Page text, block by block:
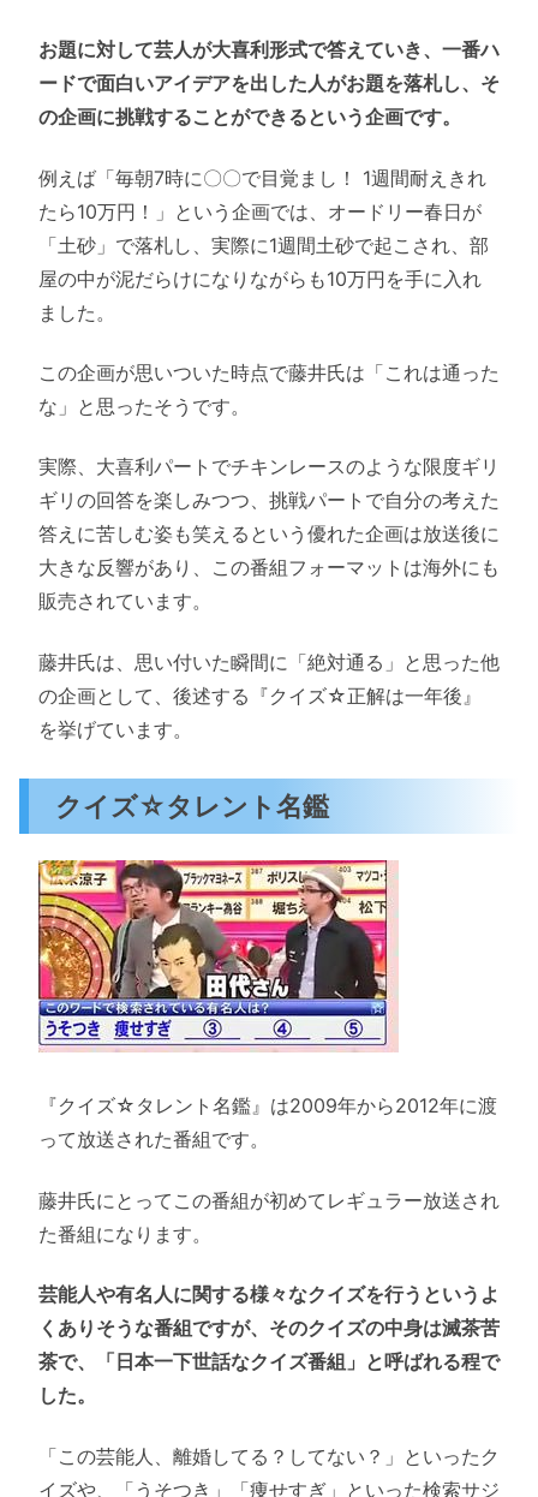
お題に対して芸人が大喜利形式で答えていき、一番ハ
ードで面白いアイデアを出した人がお題を落札し、そ
の企画に挑戦することができるという企画です。
例えば「毎朝7時に〇〇で目覚まし！ 1週間耐えきれ
たら10万円！」という企画では、オードリー春日が
「土砂」で落札し、実際に1週間土砂で起こされ、部
屋の中が泥だらけになりながらも10万円を手に入れ
ました。
この企画が思いついた時点で藤井氏は「これは通った
な」と思ったそうです。
実際、大喜利パートでチキンレースのような限度ギリ
ギリの回答を楽しみつつ、挑戦パートで自分の考えた
答えに苦しむ姿も笑えるという優れた企画は放送後に
大きな反響があり、この番組フォーマットは海外にも
販売されています。
藤井氏は、思い付いた瞬間に「絶対通る」と思った他
の企画として、後述する『クイズ☆正解は一年後』
を挙げています。
クイズ☆タレント名鑑
『クイズ☆タレント名鑑』は2009年から2012年に渡
って放送された番組です。
藤井氏にとってこの番組が初めてレギュラー放送され
た番組になります。
芸能人や有名人に関する様々なクイズを行うというよ
くありそうな番組ですが、そのクイズの中身は滅茶苦
茶で、「日本一下世話なクイズ番組」と呼ばれる程で
した。
「この芸能人、離婚してる？してない？」といったク
イズや、「うそつき」「痩せすぎ」といった検索サジ